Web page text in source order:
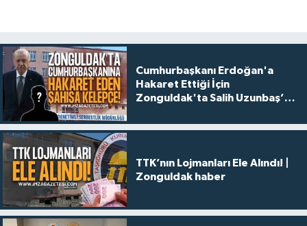
Cumhurbaşkanı Erdoğan'a
Hakaret Ettiği İçin
Zonguldak'ta Salih Uzunbaş’a
TTK’nın Lojmanları Ele Alındı! |
Zonguldak haber